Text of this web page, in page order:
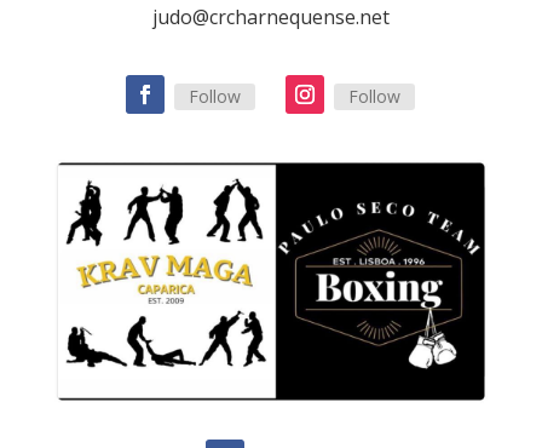
judo@crcharnequense.net
Follow Follow